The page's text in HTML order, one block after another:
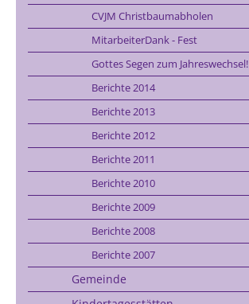
CVJM Christbaumabholen
MitarbeiterDank - Fest
Gottes Segen zum Jahreswechsel!
Berichte 2014
Berichte 2013
Berichte 2012
Berichte 2011
Berichte 2010
Berichte 2009
Berichte 2008
Berichte 2007
Gemeinde